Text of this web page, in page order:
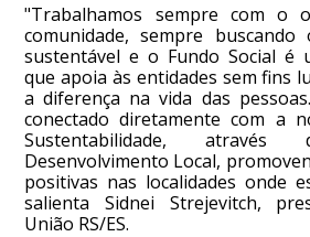
"Trabalhamos sempre com o
comunidade, sempre buscando
sustentável e o Fundo Social é
que apoia às entidades sem fins
a diferença na vida das
conectado diretamente com a
Sustentabilidade, através
Desenvolvimento Local,
positivas nas localidades onde
salienta Sidnei Strejevitch,
União RS/ES.